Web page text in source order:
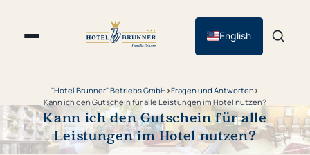
English
"Hotel Brunner" Betriebs GmbH ›Fragen und Antworten ›
Kann ich den Gutschein für alle Leistungen im Hotel nutzen?
Kann ich den Gutschein für alle
Leistungen im Hotel nutzen?